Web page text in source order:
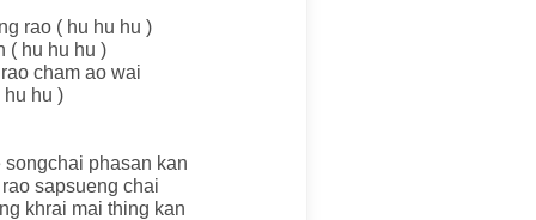
rao ( hu hu hu )
( hu hu hu )
cham ao wai
hu hu )
phasan kan
sapsueng chai
khrai mai thing kan